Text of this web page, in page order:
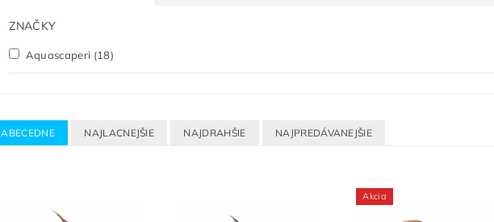
ZNAČKY
Aquascaperi (18)
ABECEDNE NAJLACNEJŠIE NAJDRAHŠIE NAJPREDÁVANEJŠIE
Akcia